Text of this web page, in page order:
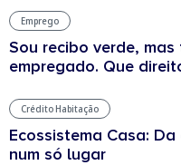
Emprego
Sou recibo verde,
empregado. Que
Crédito Habitação
Ecossistema Casa:
num só lugar